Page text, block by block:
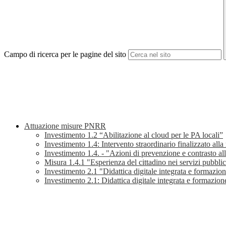
Campo di ricerca per le pagine del sito
Attuazione misure PNRR
Investimento 1.2 “Abilitazione al cloud per le PA locali”
Investimento 1.4: Intervento straordinario finalizzato
Investimento 1.4. - "Azioni di prevenzione e contrasto
Misura 1.4.1 "Esperienza del cittadino nei servizi
Investimento 2.1 "Didattica digitale integrata e
Investimento 2.1: Didattica digitale integrata e